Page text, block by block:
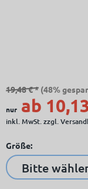
19,48 € * (48%
nur ab
inkl. MwSt.zzgl.
Größe: